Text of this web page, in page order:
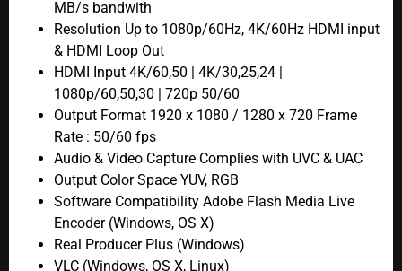
MB/s bandwith
Resolution Up to 1080p/60Hz, 4K/60Hz HDMI input
& HDMI Loop Out
HDMI Input 4K/60,50 | 4K/30,25,24 |
1080p/60,50,30 | 720p 50/60
Output Format 1920 x 1080 / 1280 x 720 Frame
Rate : 50/60 fps
Audio & Video Capture Complies with UVC & UAC
Output Color Space YUV, RGB
Software Compatibility Adobe Flash Media Live
Encoder (Windows, OS X)
Real Producer Plus (Windows)
VLC (Windows, OS X, Linux)